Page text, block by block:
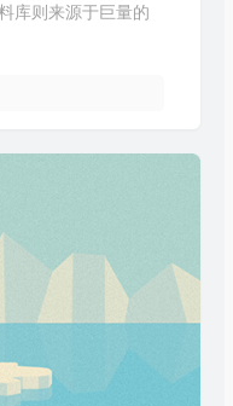
库则来源于巨量的